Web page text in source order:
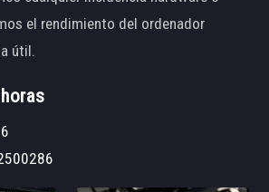
el rendimiento del ordenador
útil.